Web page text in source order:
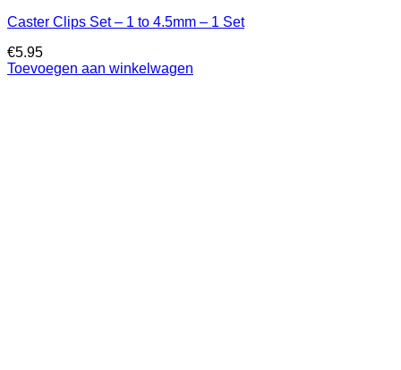
Caster Clips Set – 1 to 4.5mm – 1 Set
€5.95
Toevoegen aan winkelwagen